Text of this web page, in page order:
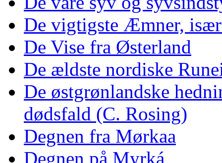
De vigtigste Æmner,
De Vise fra Østerland
De ældste nordiske
De østgrønlandske
dødsfald (C. Rosing)
Degnen fra Mørkaa
Degnen på Myrká